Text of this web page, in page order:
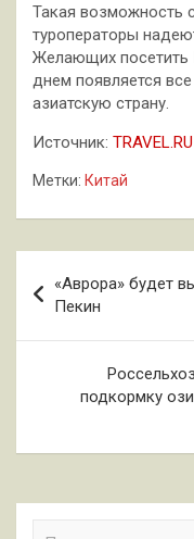
Такая возможность
туроператоры
Желающих посетить
днем появляется
азиатскую страну.
Источник: TRAVEL.RU
Метки: Китай
по
записям
«Аврора» будет
Пекин
подкормку